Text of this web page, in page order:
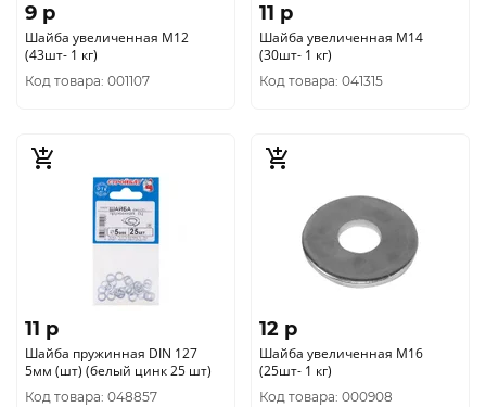
9 p
Шайба увеличенная М12
(43шт- 1 кг)
Код товара: 001107
11 p
Шайба увеличенная М14
(30шт- 1 кг)
Код товара: 041315
11 p
Шайба пружинная DIN 127
5мм (шт) (белый цинк 25 шт)
Код товара: 048857
12 p
Шайба увеличенная М16
(25шт- 1 кг)
Код товара: 000908